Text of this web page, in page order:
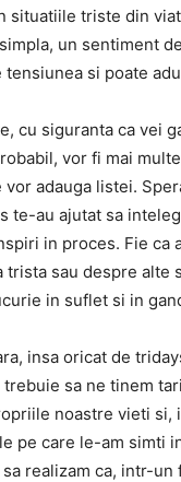
situatiile triste din
un sentiment
si poate
cu siguranta ca vei
vor fi mai
adauga listei.
te-au ajutat sa
in proces. Fie ca
trista sau despre alte
in suflet si in
insa oricat de
sa ne tinem
noastre vieti si,
pe care le-am simti
realizam ca, intr-un